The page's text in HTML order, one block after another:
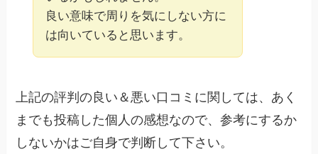
良い意味で周りを気にしない方に
は向いていると思います。
上記の評判の良い＆悪い口コミに関しては、あく
までも投稿した個人の感想なので、参考にするか
しないかはご自身で判断して下さい。